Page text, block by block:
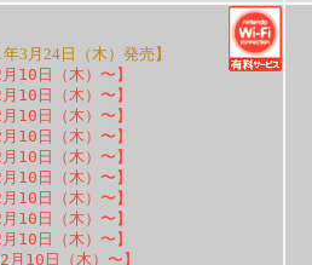
3月24日（木）発売】
日（木）〜】
日（木）〜】
日（木）〜】
10日（木）〜】
日（木）〜】
日（木）〜】
（木）〜】
日（木）〜】
10日（木）〜】
10日（木）〜】